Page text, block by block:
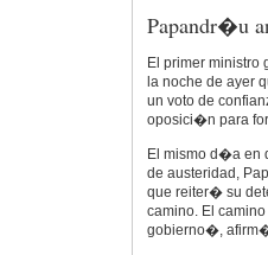
Papandr�u
El primer
la noche de ayer
un voto de
oposici�n para
El mismo d�a en
de austeridad,
que reiter� su
camino. El
gobierno�,